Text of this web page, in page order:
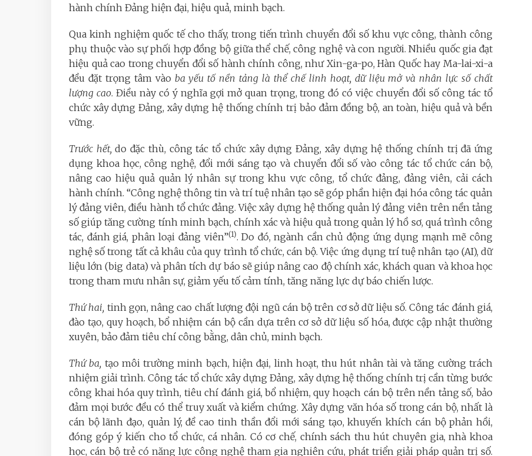
hành chính Đảng hiện đại, hiệu quả, minh bạch.
Qua kinh nghiệm quốc tế cho thấy, trong tiến trình chuyển đổi số khu vực công, thành công
phụ thuộc vào sự phối hợp đồng bộ giữa thể chế, công nghệ và con người. Nhiều quốc gia đạt
hiệu quả cao trong chuyển đổi số hành chính công, như Xin-ga-po, Hàn Quốc hay Ma-lai-xi-a
đều đặt trọng tâm vào ba yếu tố nền tảng là thể chế linh hoạt, dữ liệu mở và nhân lực số chất
lượng cao. Điều này có ý nghĩa gợi mở quan trọng, trong đó có việc chuyển đổi số công tác tổ
chức xây dựng Đảng, xây dựng hệ thống chính trị bảo đảm đồng bộ, an toàn, hiệu quả và bền
vững.
Trước hết,do đặc thù, công tác tổ chức xây dựng Đảng, xây dựng hệ thống chính trị đã ứng
dụng khoa học, công nghệ, đổi mới sáng tạo và chuyển đổi số vào công tác tổ chức cán bộ,
nâng cao hiệu quả quản lý nhân sự trong khu vực công, tổ chức đảng, đảng viên, cải cách
hành chính. “Công nghệ thông tin và trí tuệ nhân tạo sẽ góp phần hiện đại hóa công tác quản
lý đảng viên, điều hành tổ chức đảng. Việc xây dựng hệ thống quản lý đảng viên trên nền tảng
số giúp tăng cường tính minh bạch, chính xác và hiệu quả trong quản lý hồ sơ, quá trình công
tác, đánh giá, phân loại đảng viên”(1). Do đó, ngành cần chủ động ứng dụng mạnh mẽ công
nghệ số trong tất cả khâu của quy trình tổ chức, cán bộ. Việc ứng dụng trí tuệ nhân tạo (AI), dữ
liệu lớn (big data) và phân tích dự báo sẽ giúp nâng cao độ chính xác, khách quan và khoa học
trong tham mưu nhân sự, giảm yếu tố cảm tính, tăng năng lực dự báo chiến lược.
Thứ hai, tinh gọn, nâng cao chất lượng đội ngũ cán bộ trên cơ sở dữ liệu số. Công tác đánh giá,
đào tạo, quy hoạch, bổ nhiệm cán bộ cần dựa trên cơ sở dữ liệu số hóa, được cập nhật thường
xuyên, bảo đảm tiêu chí công bằng, dân chủ, minh bạch.
Thứ ba, tạo môi trường minh bạch, hiện đại, linh hoạt, thu hút nhân tài và tăng cường trách
nhiệm giải trình. Công tác tổ chức xây dựng Đảng, xây dựng hệ thống chính trị cần từng bước
công khai hóa quy trình, tiêu chí đánh giá, bổ nhiệm, quy hoạch cán bộ trên nền tảng số, bảo
đảm mọi bước đều có thể truy xuất và kiểm chứng. Xây dựng văn hóa số trong cán bộ, nhất là
cán bộ lãnh đạo, quản lý, đề cao tinh thần đổi mới sáng tạo, khuyến khích cán bộ phản hồi,
đóng góp ý kiến cho tổ chức, cá nhân. Có cơ chế, chính sách thu hút chuyên gia, nhà khoa
học, cán bộ trẻ có năng lực công nghệ tham gia nghiên cứu, phát triển giải pháp quản trị số.